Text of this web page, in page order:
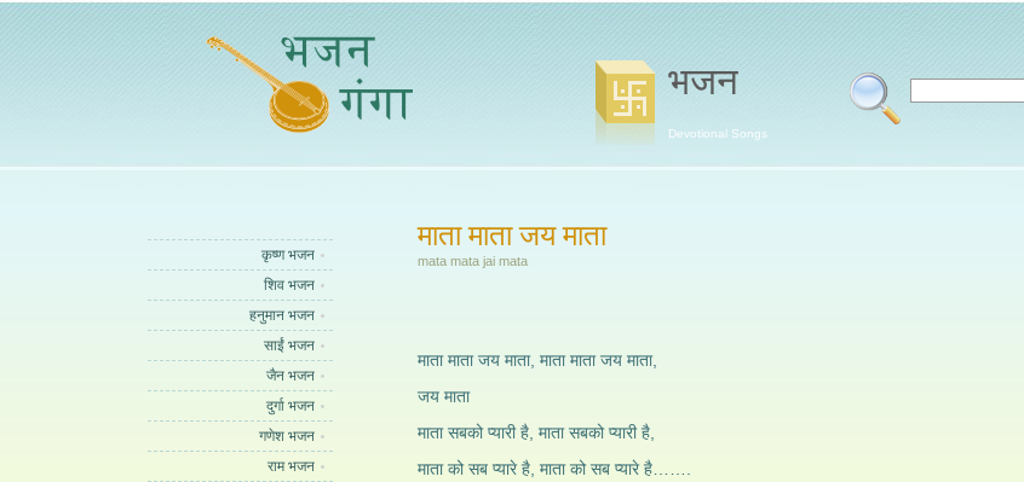
भजन
Devotional Songs
कृष्ण भजन
शिव भजन
हनुमान भजन
साईं भजन
जैन भजन
दुर्गा भजन
गणेश भजन
राम भजन
माता माता जय माता
mata mata jai mata
माता माता जय माता, माता माता जय माता,
जय माता
माता सबको प्यारी है, माता सबको प्यारी है,
माता को सब प्यारे है, माता को सब प्यारे है…….